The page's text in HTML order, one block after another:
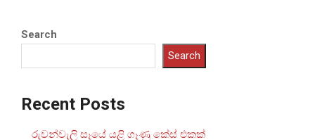
Search
Search
Recent Posts
රුවන්වැලි සෑයේ යළි ගෑණු කේස් එකක්